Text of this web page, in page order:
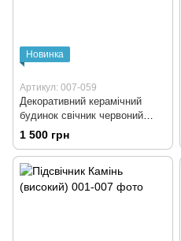
Новинка
Артикул: 007-059
Декоративний керамічний
будинок свічник червоний
Данія Ib Laursen
1 500 грн